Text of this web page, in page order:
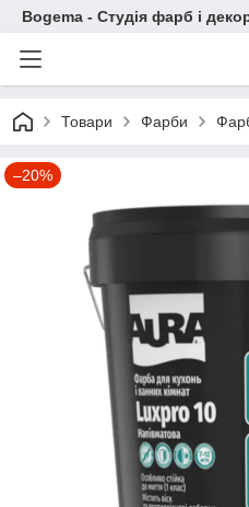
Bogema - Студія фарб і
Товари Фарби
–20%